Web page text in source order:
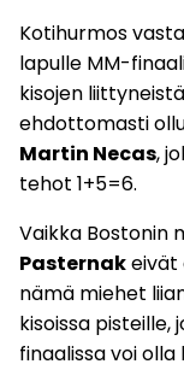
Kotihurmos
lapulle MM-
kisojen
ehdottomasti
Martin Necas,
tehot 1+5=6.
Vaikka Bostonin
Pasternakeivät
nämä miehet
kisoissa
finaalissa voi